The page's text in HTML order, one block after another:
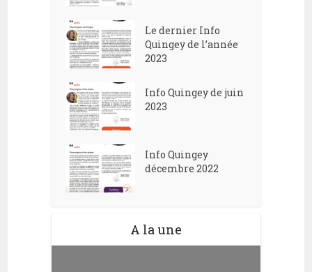
Le dernier Info
Quingey de l’année
2023
Info Quingey de juin
2023
Info Quingey
décembre 2022
A la une